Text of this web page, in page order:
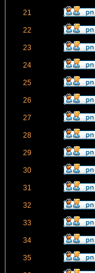
21
22
23
24
25
26
27
28
29
30
31
32
33
34
35